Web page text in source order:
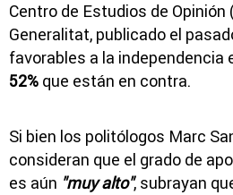
Centro de Estudios de Opinión
Generalitat, publicado el
favorables a la independencia
52% que están en contra.
Si bien los politólogos Marc
consideran que el grado de
es aún "muy alto", subrayan